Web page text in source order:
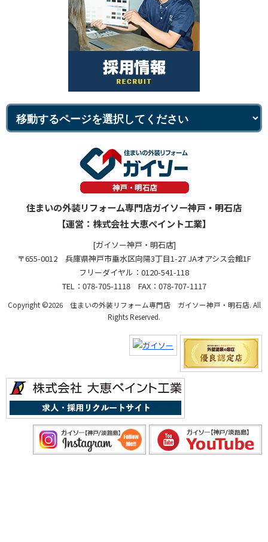
住まいの外装リフォーム専門店ガイソー神戸・明石店
【運営：株式会社 大恵ペイント工業】
[ガイソー神戸・明石店]
〒655-0012 兵庫県神戸市垂水区向陽3丁目1-27 JAオアシス会館1F
フリーダイヤル：0120-541-118
TEL：078-705-1118 FAX：078-707-1117
Copyright ©2026 住まいの外装リフォーム専門店 ガイソー神戸・明石店. All
Rights Reserved.